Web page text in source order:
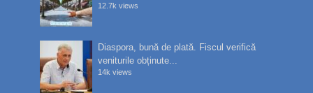
12.7k views
Diaspora, bună de plată. Fiscul verifică
veniturile obținute...
14k views